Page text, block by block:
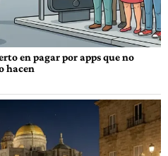
en pagar por apps que no
hacen